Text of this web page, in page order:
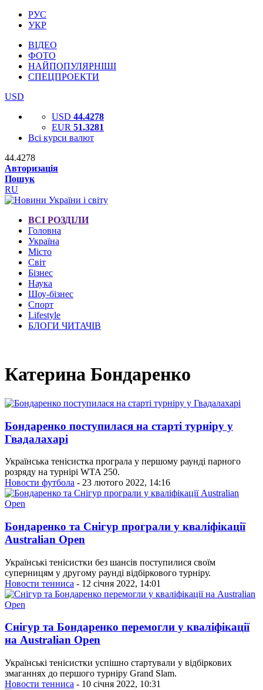
РУС
УКР
ВІДЕО
ФОТО
НАЙПОПУЛЯРНІШІ
СПЕЦПРОЕКТИ
USD
USD 44.4278
EUR 51.3281
Всі курси валют
44.4278
Авторизація
Пошук
RU
ВСІ РОЗДІЛИ
Головна
Україна
Місто
Світ
Бізнес
Наука
Шоу-бізнес
Спорт
Lifestyle
БЛОГИ ЧИТАЧІВ
Катерина Бондаренко
Бондаренко поступилася на старті турніру у
Гвадалахарі
Українська тенісистка програла у першому раунді парного
розряду на турнірі WTA 250.
Новости футбола - 23 лютого 2022, 14:16
Бондаренко та Снігур програли у кваліфікації
Australian Open
Українські тенісистки без шансів поступилися своїм
суперницям у другому раунді відбіркового турніру.
Новости тенниса - 12 січня 2022, 14:01
Снігур та Бондаренко перемогли у кваліфікації
на Australian Open
Українські тенісистки успішно стартували у відбіркових
змаганнях до першого турніру Grand Slam.
Новости тенниса - 10 січня 2022, 10:31